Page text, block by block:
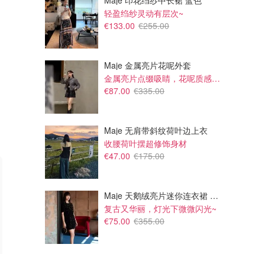
轻盈绉纱灵动有层次~
€133.00 €255.00
Maje 金属亮片花呢外套
金属亮片点缀吸睛，花呢质感高级又显贵
€87.00 €335.00
Maje 无肩带斜纹荷叶边上衣
收腰荷叶摆超修饰身材
€47.00 €175.00
Maje 天鹅绒亮片迷你连衣裙 黑色
复古又华丽，灯光下微微闪光~
€75.00 €355.00